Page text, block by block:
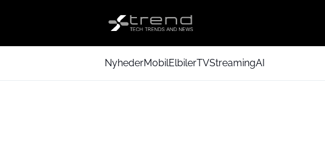
NyhederMobilElbilerTVStreamingAI